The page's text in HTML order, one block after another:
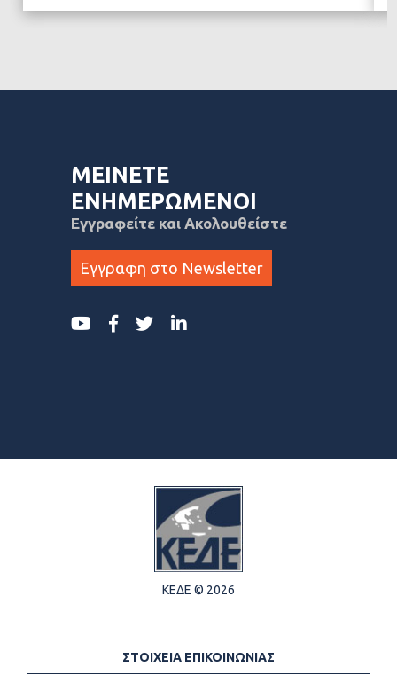
ΜΕΙΝΕΤΕ
ΕΝΗΜΕΡΩΜΕΝΟΙ
Εγγραφείτε και Ακολουθείστε
Εγγραφη στο Newsletter
ΚΕΔΕ © 2026
ΣΤΟΙΧΕΙΑ ΕΠΙΚΟΙΝΩΝΙΑΣ